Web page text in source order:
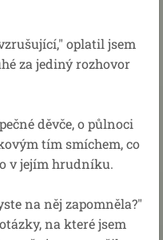
oplatil jsem
za jediný rozhovor
děvče, o půlnoci
tím smíchem, co
v jejím hrudníku.
na něj zapomněla?"
na které jsem